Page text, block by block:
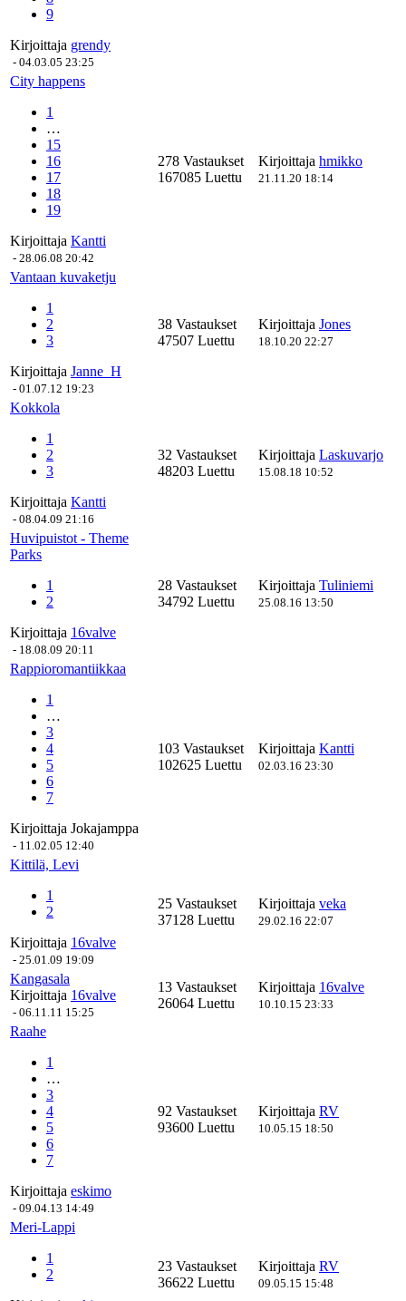
9
Kirjoittaja grendy
- 04.03.05 23:25
City happens
1
…
15
16
17
18
19
Kirjoittaja Kantti
- 28.06.08 20:42
278 Vastaukset
167085 Luettu
Kirjoittaja hmikko
21.11.20 18:14
Vantaan kuvaketju
1
2
3
Kirjoittaja Janne_H
- 01.07.12 19:23
38 Vastaukset
47507 Luettu
Kirjoittaja Jones
18.10.20 22:27
Kokkola
1
2
3
Kirjoittaja Kantti
- 08.04.09 21:16
32 Vastaukset
48203 Luettu
Kirjoittaja Laskuvarjo
15.08.18 10:52
Huvipuistot - Theme
Parks
1
2
Kirjoittaja 16valve
- 18.08.09 20:11
28 Vastaukset
34792 Luettu
Kirjoittaja Tuliniemi
25.08.16 13:50
Rappioromantiikkaa
1
…
3
4
5
6
7
Kirjoittaja Jokajamppa
- 11.02.05 12:40
103 Vastaukset
102625 Luettu
Kirjoittaja Kantti
02.03.16 23:30
Kittilä, Levi
1
2
Kirjoittaja 16valve
- 25.01.09 19:09
25 Vastaukset
37128 Luettu
Kirjoittaja veka
29.02.16 22:07
Kangasala
Kirjoittaja 16valve
- 06.11.11 15:25
13 Vastaukset
26064 Luettu
Kirjoittaja 16valve
10.10.15 23:33
Raahe
1
…
3
4
5
6
7
Kirjoittaja eskimo
- 09.04.13 14:49
92 Vastaukset
93600 Luettu
Kirjoittaja RV
10.05.15 18:50
Meri-Lappi
1
2
23 Vastaukset
36622 Luettu
Kirjoittaja RV
09.05.15 15:48